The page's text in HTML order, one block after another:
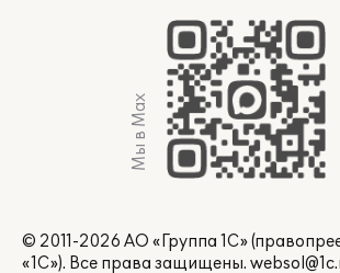
Мы в Max
© 2011-2026 АО «Группа 1С»
«1С»). Все права защищены.